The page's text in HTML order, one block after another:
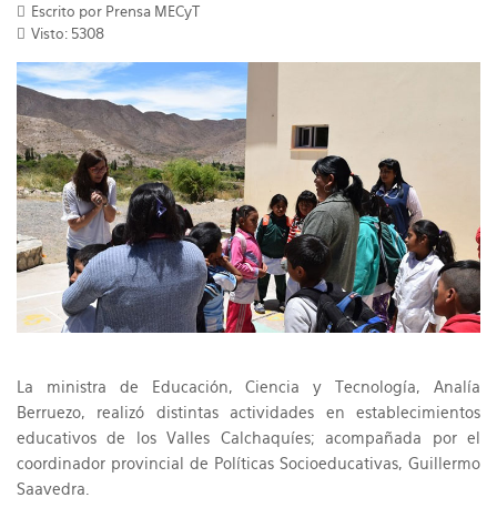
Escrito por Prensa MECyT
Visto: 5308
La ministra de Educación, Ciencia y Tecnología, Analía
Berruezo, realizó distintas actividades en establecimientos
educativos de los Valles Calchaquíes; acompañada por el
coordinador provincial de Políticas Socioeducativas, Guillermo
Saavedra.